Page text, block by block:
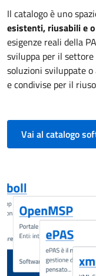
Il catalogo è uno
esistenti, riusabili e
esigenze reali della
sviluppa per il
soluzioni sviluppate
e condivise per il
Vai al catalogoApre